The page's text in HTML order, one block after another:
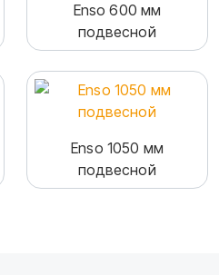
Enso 600 мм
подвесной
Enso 1050 мм
подвесной